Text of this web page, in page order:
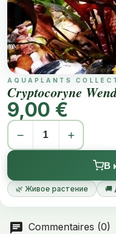
AQUAPLANTS
Cryptocoryne
9,00 €
− +
В
🌿 Живое растение 🚚
Commentaires (0)